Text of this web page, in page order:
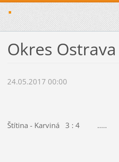
Okres
24.05.2017 00:00
Štítina - Karviná 3 : 4 .....